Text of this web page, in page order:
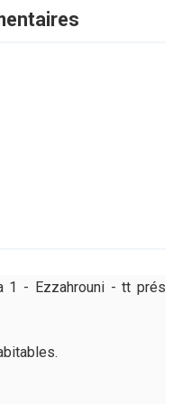
1 - Ezzahrouni - tt prés